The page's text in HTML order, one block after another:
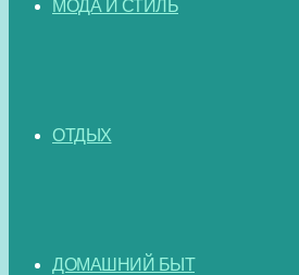
МОДА И СТИЛЬ
ОТДЫХ
ДОМАШНИЙ БЫТ